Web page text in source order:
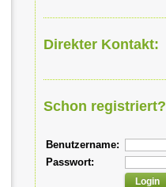
Direkter Kontakt:
Schon registriert?
Benutzername:
Passwort: